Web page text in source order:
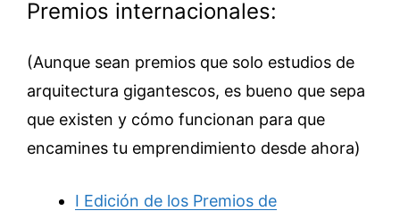
Premios internacionales:
(Aunque sean premios que solo estudios de
arquitectura gigantescos, es bueno que sepa
que existen y cómo funcionan para que
encamines tu emprendimiento desde ahora)
I Edición de los Premios de